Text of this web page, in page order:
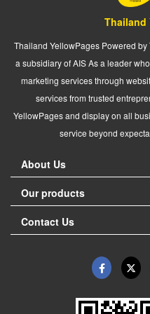
Thailand
Thailand YellowPages Powered
a subsidiary of AIS As a leader
marketing services through
services from trusted
YellowPages and display on all
service beyond
About Us
Our products
Contact Us